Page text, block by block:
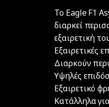
Το Eagle F1
διαρκεί
εξαιρετική
Εξαιρετικές
Διαρκούν
Υψηλές
Εξαιρετικό
Κατάλληλα